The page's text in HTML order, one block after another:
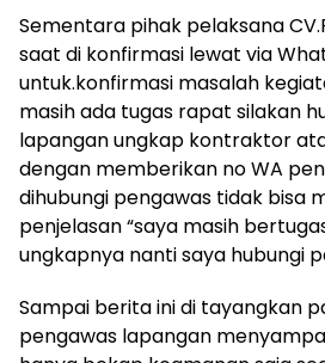
Sementara pihak pelaksana
saat di konfirmasi lewat via
untuk.konfirmasi masalah
masih ada tugas rapat silakan
lapangan ungkap kontraktor
dengan memberikan no WA
dihubungi pengawas tidak bisa
penjelasan “saya masih
ungkapnya nanti saya hubungi
Sampai berita ini di tayangkan
pengawas lapangan